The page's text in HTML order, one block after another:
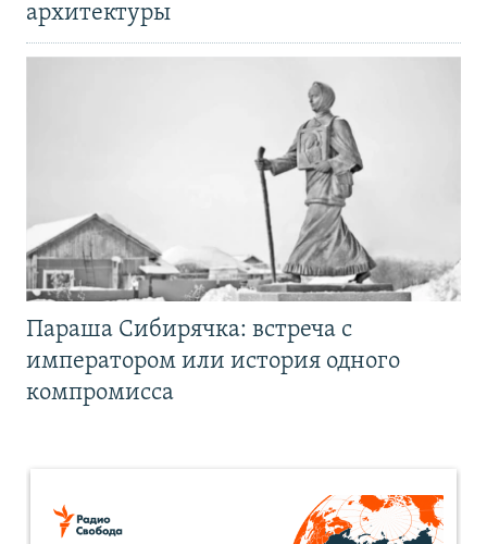
архитектуры
Параша Сибирячка: встреча с
императором или история одного
компромисса